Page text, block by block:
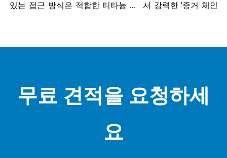
는 접근 방식은 적합한 티타늄 스
서 강력한 '증거 체인' 접
무료 견적을 요청하세
요